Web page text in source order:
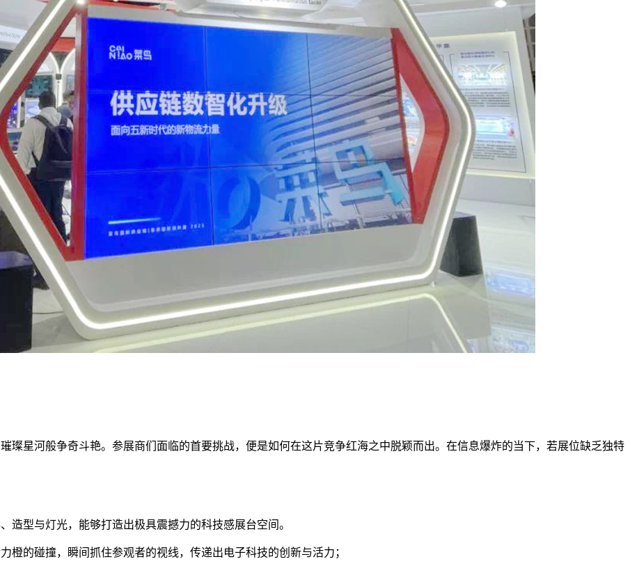
璨星河般争奇斗艳。参展商们面临的首要挑战，便是如何在这片竞争红海之中脱颖而出。在信息爆炸的当下，若展位缺乏独特
造型与灯光，能够打造出极具震撼力的科技感展台空间。
的碰撞，瞬间抓住参观者的视线，传递出电子科技的创新与活力；